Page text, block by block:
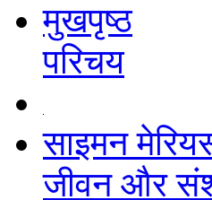
मुखपृष्ठ
परिचय
साइमन
जीवन और